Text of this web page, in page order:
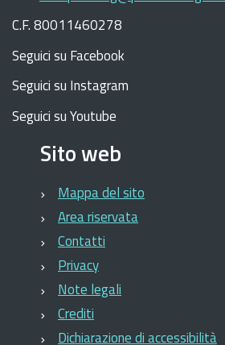
C.F. 80011460278
Seguici su Facebook
Seguici su Instagram
Seguici su Youtube
Sito web
Mappa del sito
Area riservata
Contatti
Privacy
Note legali
Crediti
Dichiarazione di accessibilità